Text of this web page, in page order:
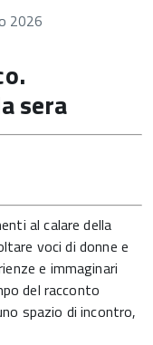
2026
sera
al calare della
voci di donne e
e immaginari
del racconto
spazio di incontro,